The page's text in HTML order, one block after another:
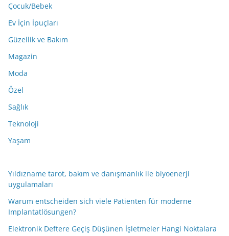
Çocuk/Bebek
Ev İçin İpuçları
Güzellik ve Bakım
Magazin
Moda
Özel
Sağlık
Teknoloji
Yaşam
Yıldızname tarot, bakım ve danışmanlık ile biyoenerji
uygulamaları
Warum entscheiden sich viele Patienten für moderne
Implantatlösungen?
Elektronik Deftere Geçiş Düşünen İşletmeler Hangi Noktalara